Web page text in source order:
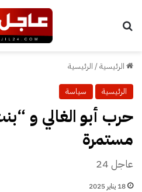
الرئيسية/ الرئيسية
الرئيسية سياسة
حرب أبو الغالي و
مستمرة
عاجل 24
18 يناير 2025